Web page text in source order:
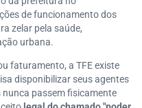
pode mudar o valor da s
gestão de taxas e tribut
que funcionam e
de funcionamento dos
zelar pela saúde,
urbana.
faturamento, a TFE existe
disponibilizar seus agentes
passem fisicamente